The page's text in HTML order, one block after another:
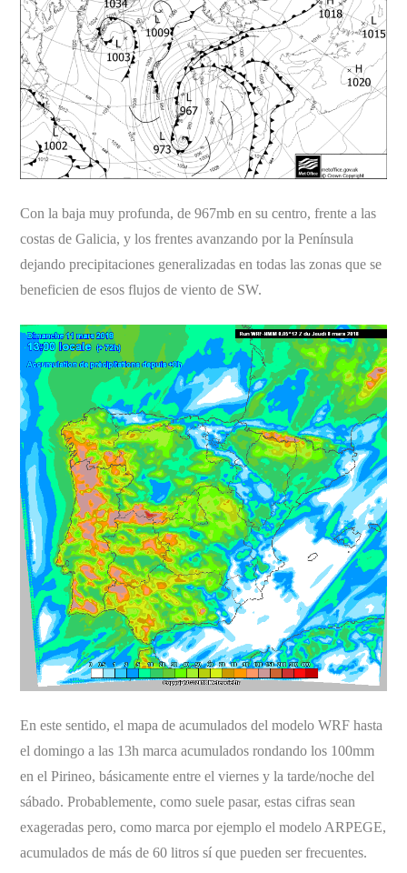
Con la baja muy profunda, de 967mb en su centro, frente a las
costas de Galicia, y los frentes avanzando por la Península
dejando precipitaciones generalizadas en todas las zonas que se
beneficien de esos flujos de viento de SW.
En este sentido, el mapa de acumulados del modelo WRF hasta
el domingo a las 13h marca acumulados rondando los 100mm
en el Pirineo, básicamente entre el viernes y la tarde/noche del
sábado. Probablemente, como suele pasar, estas cifras sean
exageradas pero, como marca por ejemplo el modelo ARPEGE,
acumulados de más de 60 litros sí que pueden ser frecuentes.